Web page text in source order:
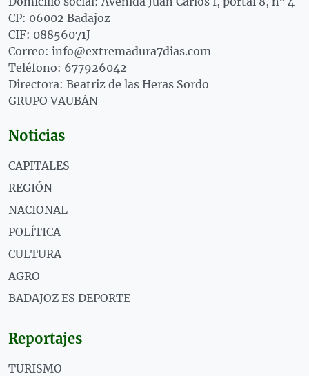
CP: 06002 Badajoz
CIF: 08856071J
Correo: info@extremadura7dias.com
Teléfono: 677926042
Directora: Beatriz de las Heras Sordo
GRUPO VAUBÁN
Noticias
CAPITALES
REGIÓN
NACIONAL
POLÍTICA
CULTURA
AGRO
BADAJOZ ES DEPORTE
Reportajes
TURISMO